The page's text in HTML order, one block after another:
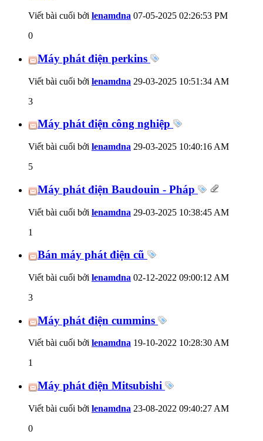
Viết bài cuối bởi lenamdna 07-05-2025 02:26:53 PM
0
Máy phát điện perkins
Viết bài cuối bởi lenamdna 29-03-2025 10:51:34 AM
3
Máy phát điện công nghiệp
Viết bài cuối bởi lenamdna 29-03-2025 10:40:16 AM
5
Máy phát điện Baudouin - Pháp
Viết bài cuối bởi lenamdna 29-03-2025 10:38:45 AM
1
Bán máy phát điện cũ
Viết bài cuối bởi lenamdna 02-12-2022 09:00:12 AM
3
Máy phát điện cummins
Viết bài cuối bởi lenamdna 19-10-2022 10:28:30 AM
1
Máy phát điện Mitsubishi
Viết bài cuối bởi lenamdna 23-08-2022 09:40:27 AM
0